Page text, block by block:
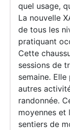
quel usage,
La nouvelle
de tous les
pratiquant
Cette
sessions de
semaine.
autres
randonnée.
moyennes et
sentiers de